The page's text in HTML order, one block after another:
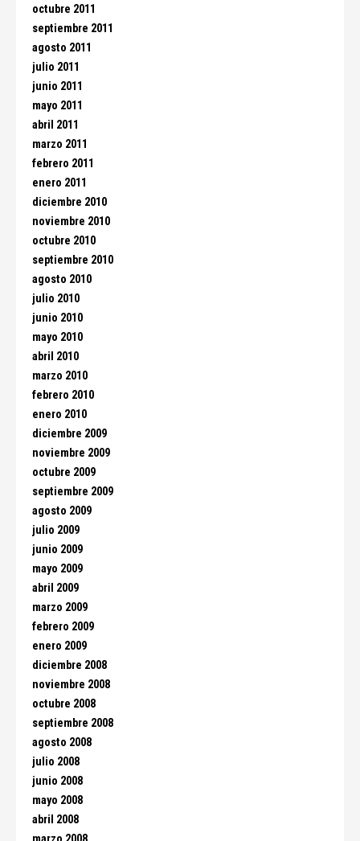
octubre 2011
septiembre 2011
agosto 2011
julio 2011
junio 2011
mayo 2011
abril 2011
marzo 2011
febrero 2011
enero 2011
diciembre 2010
noviembre 2010
octubre 2010
septiembre 2010
agosto 2010
julio 2010
junio 2010
mayo 2010
abril 2010
marzo 2010
febrero 2010
enero 2010
diciembre 2009
noviembre 2009
octubre 2009
septiembre 2009
agosto 2009
julio 2009
junio 2009
mayo 2009
abril 2009
marzo 2009
febrero 2009
enero 2009
diciembre 2008
noviembre 2008
octubre 2008
septiembre 2008
agosto 2008
julio 2008
junio 2008
mayo 2008
abril 2008